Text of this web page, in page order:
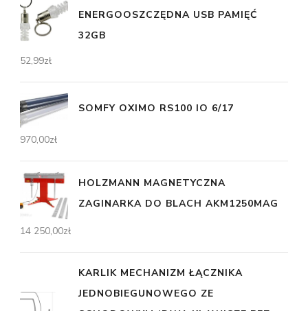
ENERGOOSZCZĘDNA USB PAMIĘĆ
32GB
52,99zł
SOMFY OXIMO RS100 IO 6/17
970,00zł
HOLZMANN MAGNETYCZNA
ZAGINARKA DO BLACH AKM1250MAG
14 250,00zł
KARLIK MECHANIZM ŁĄCZNIKA
JEDNOBIEGUNOWEGO ZE